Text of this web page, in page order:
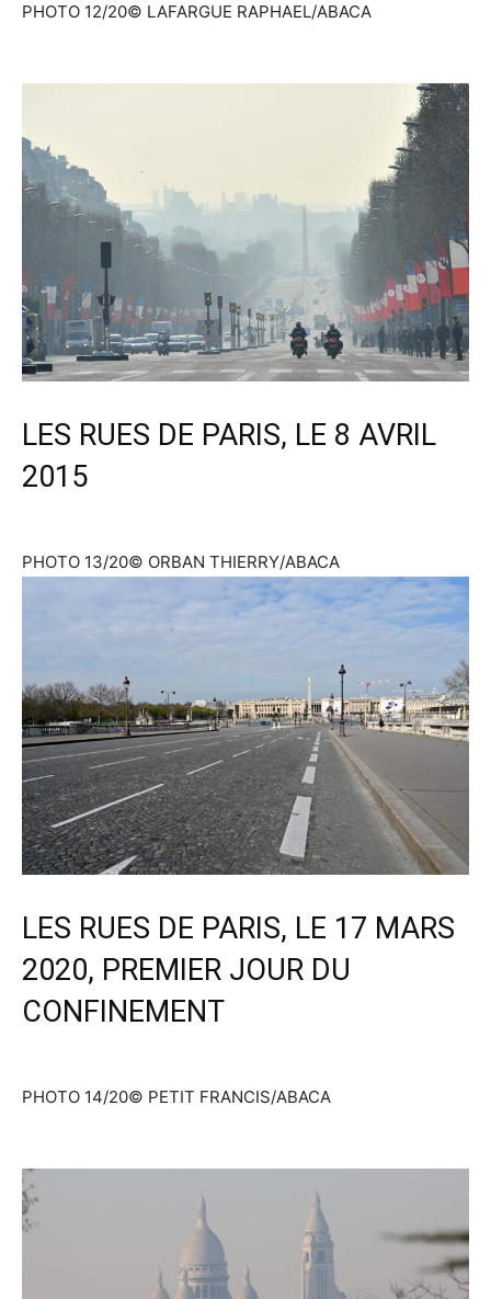
PHOTO 12/20© LAFARGUE RAPHAEL/ABACA
LES RUES DE PARIS, LE 8 AVRIL
2015
PHOTO 13/20© ORBAN THIERRY/ABACA
LES RUES DE PARIS, LE 17 MARS
2020, PREMIER JOUR DU
CONFINEMENT
PHOTO 14/20© PETIT FRANCIS/ABACA